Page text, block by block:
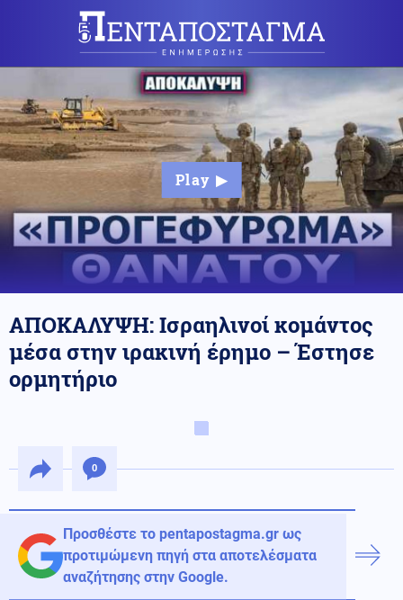
ΑΠΟΚΑΛΥΨΗ: Ισραηλινοί κομάντος
μέσα στην ιρακινή έρημο – Έστησε
ορμητήριο
0
Προσθέστε το pentapostagma.gr ως
προτιμώμενη πηγή στα αποτελέσματα
αναζήτησης στην Google.